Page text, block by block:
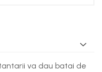
va dau batai de